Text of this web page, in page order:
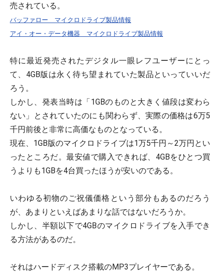
売されている。
バッファロー マイクロドライブ製品情報
アイ・オー・データ機器 マイクロドライブ製品情報
特に最近発売されたデジタル一眼レフユーザーにとっ
て、4GB版は永く待ち望まれていた製品といっていいだ
ろう。
しかし、発表当時は「1GBのものと大きく値段は変わら
ない」とされていたのにも関わらず、実際の価格は6万5
千円前後と非常に高価なものとなっている。
現在、1GB版のマイクロドライブは1万5千円～2万円とい
ったところだ。最安値で購入できれば、4GBをひとつ買
うよりも1GBを4台買ったほうが安いのである。
いわゆる初物のご祝儀価格という部分もあるのだろう
が、あまりといえばあまりな話ではないだろうか。
しかし、半額以下で4GBのマイクロドライブを入手でき
る方法があるのだ。
それはハードディスク搭載のMP3プレイヤーである。